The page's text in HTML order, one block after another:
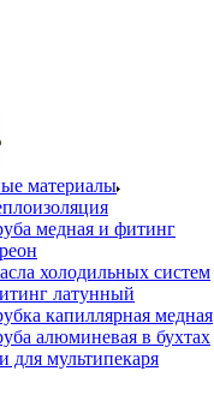
материалы
медная и фитинг
холодильных систем
латунный
капиллярная медная
алюминевая в бухтах
для мультипекаря